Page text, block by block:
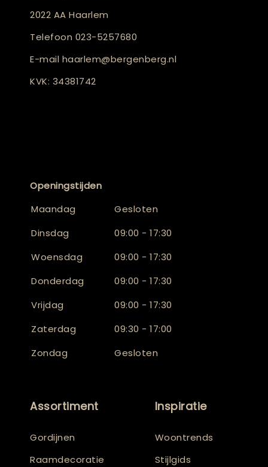
2022 AA Haarlem
Telefoon 023-5257680
E-mail haarlem@bergenberg.nl
KVK: 34381742
Openingstijden
Maandag
Gesloten
Dinsdag
09:00 - 17:30
Woensdag
09:00 - 17:30
Donderdag
09:00 - 17:30
Vrijdag
09:00 - 17:30
Zaterdag
09:30 - 17:00
Zondag
Gesloten
Assortiment
Gordijnen
Raamdecoratie
Inspiratie
Woontrends
Stijlgids